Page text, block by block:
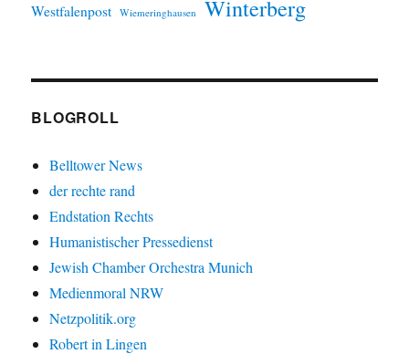
Westfalenpost Wiemeringhausen Winterberg
BLOGROLL
Belltower News
der rechte rand
Endstation Rechts
Humanistischer Pressedienst
Jewish Chamber Orchestra Munich
Medienmoral NRW
Netzpolitik.org
Robert in Lingen